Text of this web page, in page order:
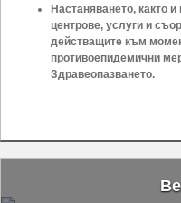
Настаняването, както
центрове, услуги и
действащите към
противоепидемични
Здравеопазването.